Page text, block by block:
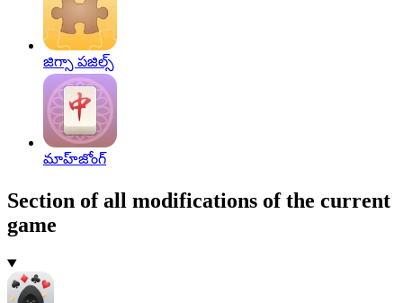
జిగ్సా పజిల్స్
మాహ్‌జోంగ్‌
Section of all modifications of the current
game